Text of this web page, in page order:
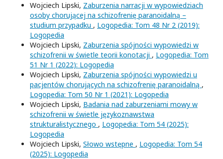
Wojciech Lipski, Zaburzenia narracji w wypowiedziach
osoby chorującej na schizofrenię paranoidalną –
studium przypadku , Logopedia: Tom 48 Nr 2 (2019):
Logopedia
Wojciech Lipski, Zaburzenia spójności wypowiedzi w
schizofrenii w świetle teorii konotacji , Logopedia: Tom
51 Nr 1 (2022): Logopedia
Wojciech Lipski, Zaburzenia spójności wypowiedzi u
pacjentów chorujących na schizofrenię paranoidalną ,
Logopedia: Tom 50 Nr 1 (2021): Logopedia
Wojciech Lipski, Badania nad zaburzeniami mowy w
schizofrenii w świetle językoznawstwa
strukturalistycznego , Logopedia: Tom 54 (2025):
Logopedia
Wojciech Lipski, Słowo wstępne , Logopedia: Tom 54
(2025): Logopedia